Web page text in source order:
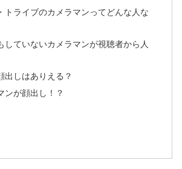
トライブのカメラマンってどんな人な
していないカメラマンが視聴者から人
出しはありえる？
ンが顔出し！？